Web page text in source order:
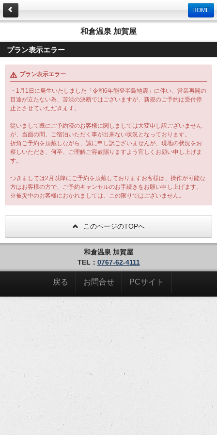
HOME
和倉温泉 加賀屋
プラン表示エラー
プラン表示エラー
・1月1日に発生いたしました「令和6年能登半島地震」に伴い、営業再開の
目途が立たない為、苦渋の決断ではございますが、新規のご予約は受付停
止とさせていただきます。
従いまして既にご予約済のお客様に関しましては大変申し訳ございません
が、当面の間、ご宿泊いただく事が出来ない状況となっております。
折角ご予約を頂戴しながら、誠に申し訳ございませんが、現地の状況をお
察しいただき、何卒、ご理解ご容赦賜りますよう宜しくお願い申し上げま
す。
つきましては2月以降にご予約を頂戴しておりますお客様は、操作が可能な
方はお客様の方で、ご予約キャンセルのお手続きをお願い申し上げます。
※被災中のお客様におかれましては、この限りではございません。
このページのTOPへ
和倉温泉 加賀屋
TEL： 0767-62-4111
戻る お問合せ PCサイト